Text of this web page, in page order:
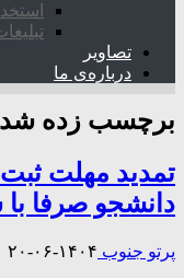
تصاویر
درباره‌ی ما
برچسب زده
تمدید مهلت
دانشجو صرفا
پرتو جنوب ۱۴۰۴-۰۶-۲۰